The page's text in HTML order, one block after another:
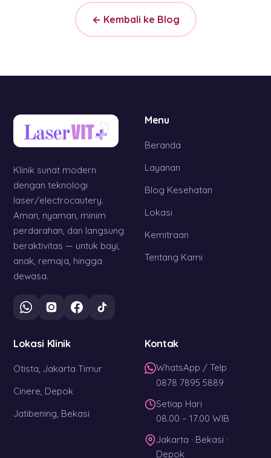
← Kembali ke Blog
Klinik sunat modern
dengan teknologi
laser/electrocautery.
Aman, nyaman, minim
perdarahan, dan langsung
beraktivitas — untuk bayi,
anak, remaja, hingga
dewasa.
Menu
Beranda
Layanan
Blog Kesehatan
Lokasi
Kemitraan
Tentang Kami
Lokasi Klinik
Otista, Jakarta Timur
Cinere, Depok
Jatibening, Bekasi
Kontak
WhatsApp / Telp
0878 7895 5889
Setiap Hari
08.00 – 17.00 WIB
Jakarta · Bekasi ·
Depok